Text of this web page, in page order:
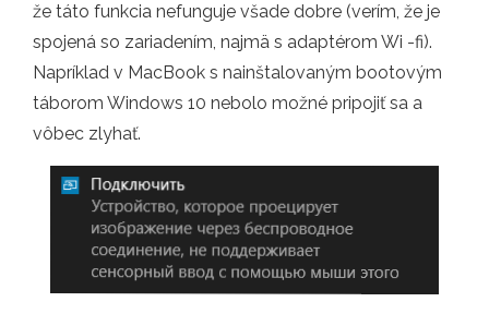
že táto funkcia nefunguje všade dobre (verím, že je
spojená so zariadením, najmä s adaptérom Wi -fi).
Napríklad v MacBook s nainštalovaným bootovým
táborom Windows 10 nebolo možné pripojiť sa a
vôbec zlyhať.